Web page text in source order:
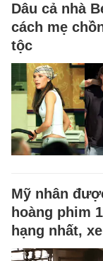
Dâu cả nhà
cách mẹ
tộc
Mỹ nhân
hoàng phim
hạng nhất,